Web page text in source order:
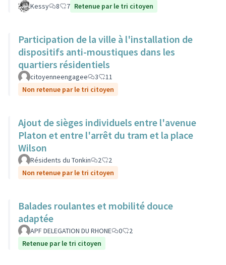
Kessy 8 7 Retenue par le tri citoyen
Participation de la ville à l'installation de
dispositifs anti-moustiques dans les
quartiers résidentiels
citoyenneengagee 3
11
Non retenue par le tri citoyen
Ajout de sièges individuels entre l'avenue
Platon et entre l'arrêt du tram et la place
Wilson
Résidents du Tonkin 2
2
Non retenue par le tri citoyen
Balades roulantes et mobilité douce
adaptée
APF DELEGATION DU RHONE 0
2
Retenue par le tri citoyen